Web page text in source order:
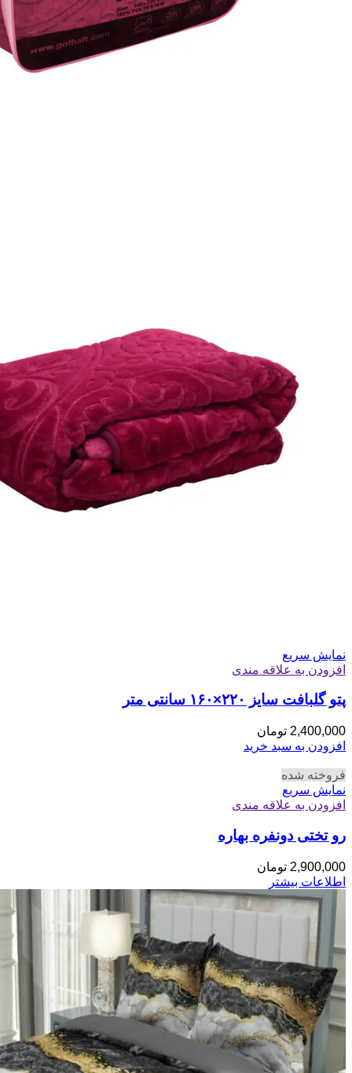
نمایش سریع
افزودن به علاقه مندی
پتو گلبافت سایز ۲۲۰×۱۶۰ سانتی متر
2,400,000 تومان
افزودن به سبد خرید
فروخته شده
نمایش سریع
افزودن به علاقه مندی
رو تختی دونفره بهاره
2,900,000 تومان
اطلاعات بیشتر